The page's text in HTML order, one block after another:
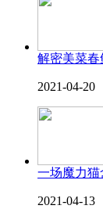
解密美菜
2021-04-20
一场魔力
2021-04-13